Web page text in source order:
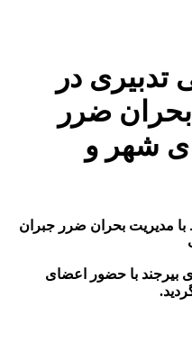
تدبیری در
بحران ضرر
شهر و
با مدیریت بحران ضرر جبران
بیرجند با حضور اعضای